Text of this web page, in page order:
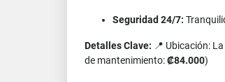
Seguridad 24/7:
Detalles Clave: 📍 Ubicación:
de mantenimiento:₡84.000)